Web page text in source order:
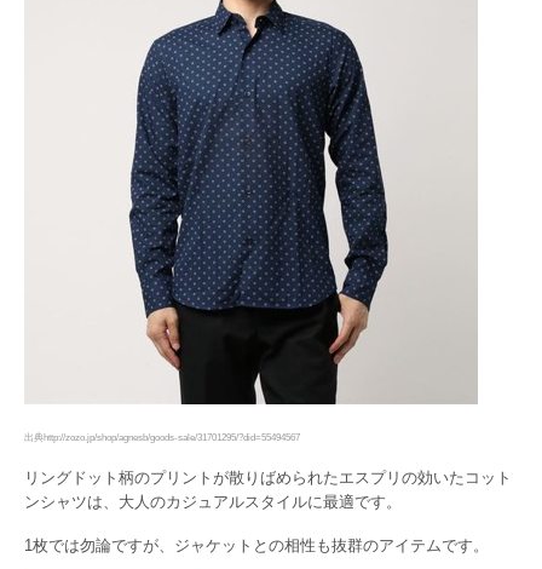
出典http://zozo.jp/shop/agnesb/goods-sale/31701295/?did=55494567
リングドット柄のプリントが散りばめられたエスプリの効いたコット
ンシャツは、大人のカジュアルスタイルに最適です。
1枚では勿論ですが、ジャケットとの相性も抜群のアイテムです。